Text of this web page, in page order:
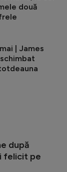
două
| James
după
felicit pe